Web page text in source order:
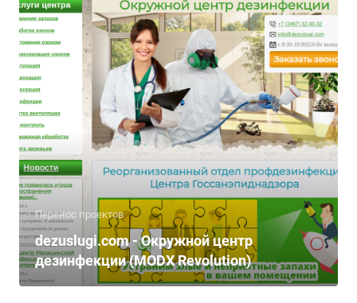
Перенос проектов
dezuslugi.com - Окружной центр
дезинфекции (MODX Revolution)